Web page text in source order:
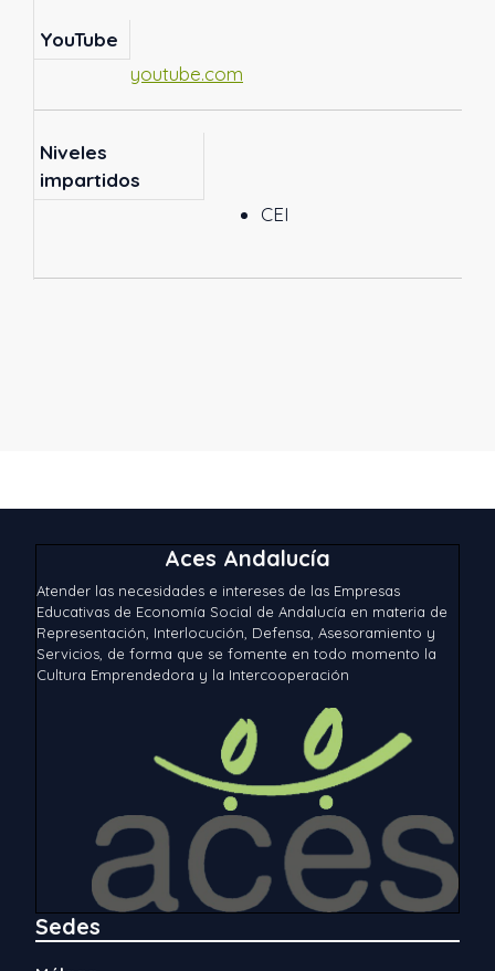
YouTube
youtube.com
Niveles
impartidos
CEI
Aces Andalucía
Atender las necesidades e intereses de las Empresas
Educativas de Economía Social de Andalucía en materia de
Representación, Interlocución, Defensa, Asesoramiento y
Servicios, de forma que se fomente en todo momento la
Cultura Emprendedora y la Intercooperación
Sedes